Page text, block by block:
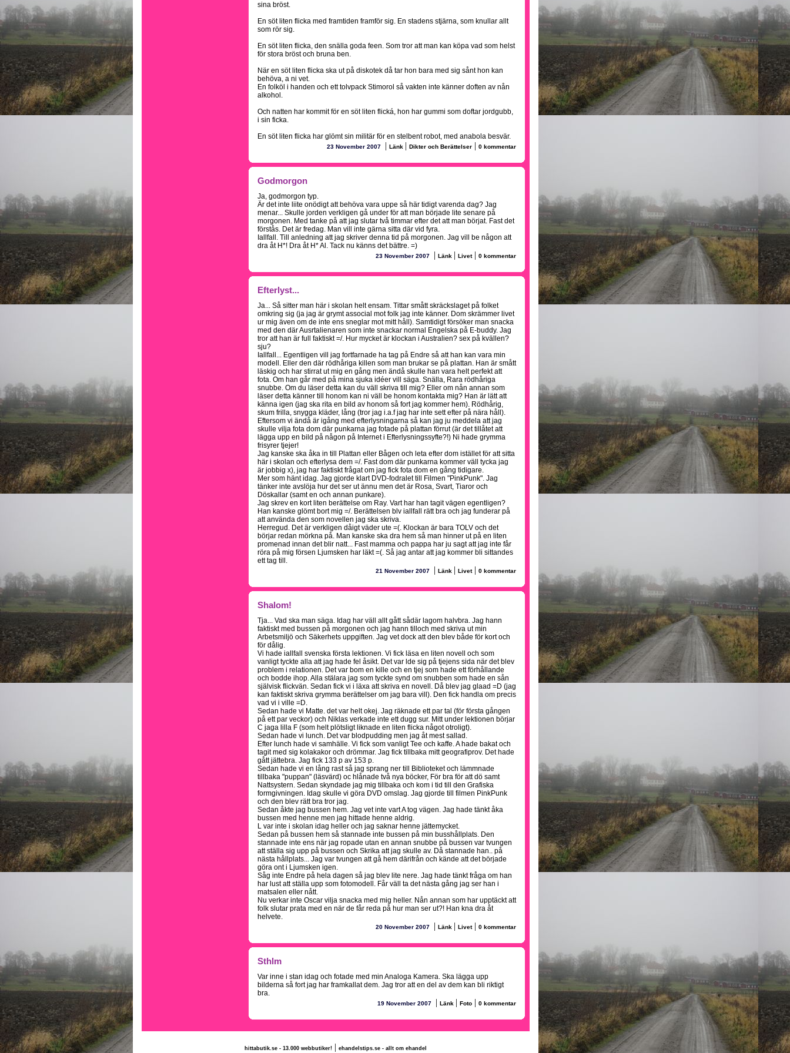
sina bröst.
En söt liten flicka med framtiden framför sig. En stadens stjärna, som knullar allt
som rör sig.
En söt liten flicka, den snälla goda feen. Som tror att man kan köpa vad som helst
för stora bröst och bruna ben.
När en söt liten flicka ska ut på diskotek då tar hon bara med sig sånt hon kan
behöva, a ni vet.
En folköl i handen och ett tolvpack Stimorol så vakten inte känner doften av nån
alkohol.
Och natten har kommit för en söt liten flická, hon har gummi som doftar jordgubb,
i sin ficka.
En söt liten flicka har glömt sin militär för en stelbent robot, med anabola besvär.
23 November 2007 | Länk | Dikter och Berättelser | 0 kommentar
Godmorgon
Ja, godmorgon typ.
Är det inte liite onödigt att behöva vara uppe så här tidigt varenda dag? Jag
menar... Skulle jorden verkligen gå under för att man började lite senare på
morgonen. Med tanke på att jag slutar två timmar efter det att man börjat. Fast det
förstås. Det är fredag. Man vill inte gärna sitta där vid fyra.
Iallfall. Till anledning att jag skriver denna tid på morgonen. Jag vill be någon att
dra åt H*! Dra åt H* Al. Tack nu känns det bättre. =)
23 November 2007 | Länk | Livet| 0 kommentar
Efterlyst...
Ja... Så sitter man här i skolan helt ensam. Tittar smått skräckslaget på folket
omkring sig (ja jag är grymt associal mot folk jag inte känner. Dom skrämmer livet
ur mig även om de inte ens sneglar mot mitt håll). Samtidigt försöker man snacka
med den där Ausrtalienaren som inte snackar normal Engelska på E-buddy. Jag
tror att han är full faktiskt =/. Hur mycket är klockan i Australien? sex på kvällen?
sju?
Iallfall... Egentligen vill jag fortfarnade ha tag på Endre så att han kan vara min
modell. Eller den där rödhåriga killen som man brukar se på plattan. Han är smått
läskig och har stirrat ut mig en gång men ändå skulle han vara helt perfekt att
fota. Om han går med på mina sjuka idéer vill säga. Snälla, Rara rödhåriga
snubbe. Om du läser detta kan du väll skriva till mig? Eller om nån annan som
läser detta känner till honom kan ni väll be honom kontakta mig? Han är lätt att
känna igen (jag ska rita en bild av honom så fort jag kommer hem). Rödhårig,
skum frilla, snygga kläder, lång (tror jag i.a.f jag har inte sett efter på nära håll).
Eftersom vi ändå är igång med efterlysningarna så kan jag ju meddela att jag
skulle vilja fota dom där punkarna jag fotade på plattan förrut (är det tillåtet att
lägga upp en bild på någon på Internet i Efterlysningssyfte?!) Ni hade grymma
frisyrer tjejer!
Jag kanske ska åka in till Plattan eller Bågen och leta efter dom istället för att sitta
här i skolan och efterlysa dem =/. Fast dom där punkarna kommer väll tycka jag
är jobbig x), jag har faktiskt frågat om jag fick fota dom en gång tidigare.
Mer som hänt idag. Jag gjorde klart DVD-fodralet till Filmen "PinkPunk". Jag
tänker inte avslöja hur det ser ut ännu men det är Rosa, Svart, Tiaror och
Döskallar (samt en och annan punkare).
Jag skrev en kort liten berättelse om Ray. Vart har han tagit vägen egentligen?
Han kanske glömt bort mig =/. Berättelsen blv iallfall rätt bra och jag funderar på
att använda den som novellen jag ska skriva.
Herregud. Det är verkligen dåigt väder ute =(. Klockan är bara TOLV och det
börjar redan mörkna på. Man kanske ska dra hem så man hinner ut på en liten
promenad innan det blir natt... Fast mamma och pappa har ju sagt att jag inte får
röra på mig försen Ljumsken har läkt =(. Så jag antar att jag kommer bli sittandes
ett tag till.
21 November 2007 | Länk | Livet| 0 kommentar
Shalom!
Tja... Vad ska man säga. Idag har väll allt gått sådär lagom halvbra. Jag hann
faktiskt med bussen på morgonen och jag hann tilloch med skriva ut min
Arbetsmiljö och Säkerhets uppgiften. Jag vet dock att den blev både för kort och
för dålig.
Vi hade iallfall svenska första lektionen. Vi fick läsa en liten novell och som
vanligt tyckte alla att jag hade fel åsikt. Det var lde sig på tjejens sida när det blev
problem i relationen. Det var bom en kille och en tjej som hade ett förhållande
och bodde ihop. Alla stälara jag som tyckte synd om snubben som hade en sån
självisk flickvän. Sedan fick vi i läxa att skriva en novell. Då blev jag glaad =D (jag
kan faktiskt skriva grymma berättelser om jag bara vill). Den fick handla om precis
vad vi i ville =D.
Sedan hade vi Matte. det var helt okej. Jag räknade ett par tal (för första gången
på ett par veckor) och Niklas verkade inte ett dugg sur. Mitt under lektionen börjar
C jaga lilla F (som helt plötsligt liknade en liten flicka något otroligt).
Sedan hade vi lunch. Det var blodpudding men jag åt mest sallad.
Efter lunch hade vi samhälle. Vi fick som vanligt Tee och kaffe. A hade bakat och
tagit med sig kolakakor och drömmar. Jag fick tillbaka mitt geografiprov. Det hade
gått jättebra. Jag fick 133 p av 153 p.
Sedan hade vi en lång rast så jag sprang ner till Biblioteket och lämmnade
tillbaka "puppan" (läsvärd) oc hlånade två nya böcker, För bra för att dö samt
Nattsystern. Sedan skyndade jag mig tillbaka och kom i tid till den Grafiska
formgivningen. Idag skulle vi göra DVD omslag. Jag gjorde till filmen PinkPunk
och den blev rätt bra tror jag.
Sedan åkte jag bussen hem. Jag vet inte vart A tog vägen. Jag hade tänkt åka
bussen med henne men jag hittade henne aldrig.
L var inte i skolan idag heller och jag saknar henne jättemycket.
Sedan på bussen hem så stannade inte bussen på min busshållplats. Den
stannade inte ens när jag ropade utan en annan snubbe på bussen var tvungen
att ställa sig upp på bussen och Skrika att jag skulle av. Då stannade han.. på
nästa hållplats... Jag var tvungen att gå hem därifrån och kände att det började
göra ont i Ljumsken igen.
Såg inte Endre på hela dagen så jag blev lite nere. Jag hade tänkt fråga om han
har lust att ställa upp som fotomodell. Får väll ta det nästa gång jag ser han i
matsalen eller nått.
Nu verkar inte Oscar vilja snacka med mig heller. Nån annan som har upptäckt att
folk slutar prata med en när de får reda på hur man ser ut?! Han kna dra åt
helvete.
20 November 2007 | Länk | Livet| 0 kommentar
Sthlm
Var inne i stan idag och fotade med min Analoga Kamera. Ska lägga upp
bilderna så fort jag har framkallat dem. Jag tror att en del av dem kan bli riktigt
bra.
19 November 2007 | Länk | Foto | 0 kommentar
hittabutik.se - 13.000 webbutiker!| ehandelstips.se - allt om ehandel